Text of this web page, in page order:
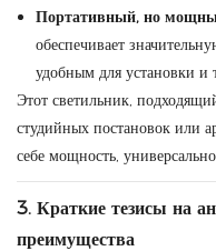
Портативный, но
обеспечивает
удобным для установки и
Этот светильник,
студийных постановок или
себе мощность,
3. Краткие тезисы на
преимущества